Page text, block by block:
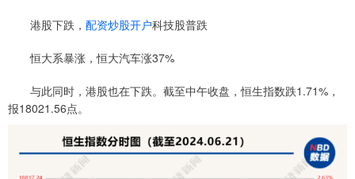
港股下跌， 配资炒股开户科技股普跌
恒大系暴涨，恒大汽车涨37%
与此同时，港股也在下跌。截至中午收盘，恒生指数跌1.71%，
报18021.56点。